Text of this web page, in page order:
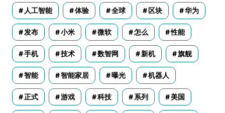
人工智能 体验 全球 区块 华为
发布 小米 微软 怎么 性能
手机 技术 数智网 新机 旗舰
智能 智能家居 曝光 机器人
正式 游戏 科技 系列 美国